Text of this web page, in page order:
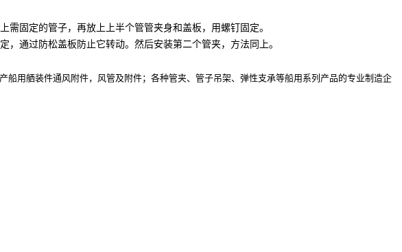
固定的管子，再放上上半个管管夹身和盖板，用螺钉固定。
通过防松盖板防止它转动。然后安装第二个管夹，方法同上。
用舾装件通风附件，风管及附件；各种管夹、管子吊架、弹性支承等船用系列产品的专业制造企